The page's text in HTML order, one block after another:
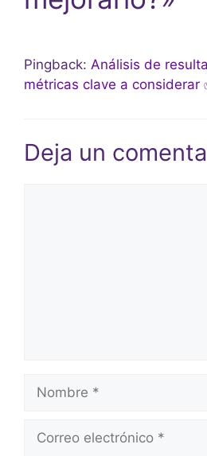
Pingback: Análisis de
métricas clave a considerar
Deja un